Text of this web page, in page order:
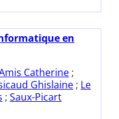
en
Catherine ;
Ghislaine ; Le
; Saux-Picart